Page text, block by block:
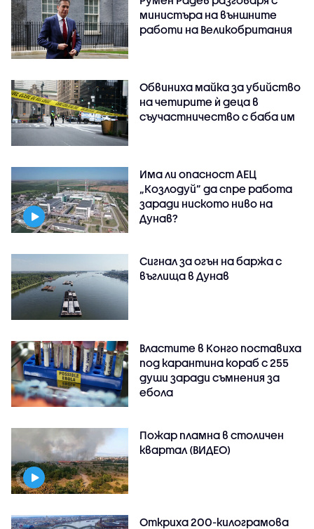
министъра на външните
работи на Великобритания
Обвиниха майка за убийство
на четирите ѝ деца в
съучастничество с баба им
Има ли опасност АЕЦ
„Козлодуй” да спре работа
заради ниското ниво на
Дунав?
Сигнал за огън на баржа с
въглища в Дунав
Властите в Конго поставиха
под карантина кораб с 255
души заради съмнения за
ебола
Пожар пламна в столичен
квартал (ВИДЕО)
Откриха 200-килограмова